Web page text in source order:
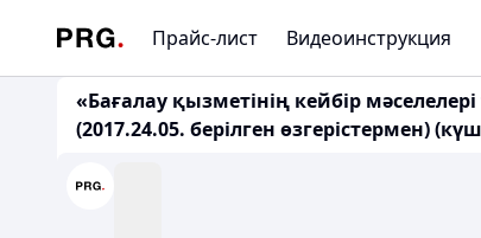
Прайс-лист Видеоинструкция
«Бағалау қызметінің кейбір
(2017.24.05. берілген өзгерістермен)